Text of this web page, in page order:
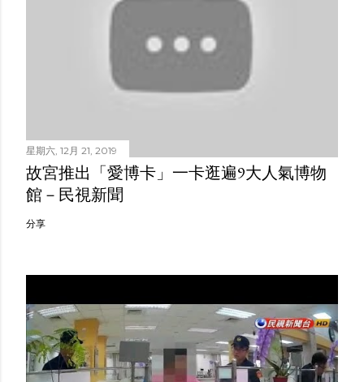
星期六, 12月 21, 2019
故宮推出「愛博卡」一卡逛遍9大人氣博物
館－民視新聞
分享